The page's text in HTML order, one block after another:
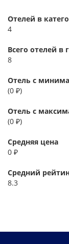
Отелей в
4
Всего отелей в
8
Отель с
(0 ₽)
Отель с
(0 ₽)
Средняя цена
0 ₽
Средний
8.3